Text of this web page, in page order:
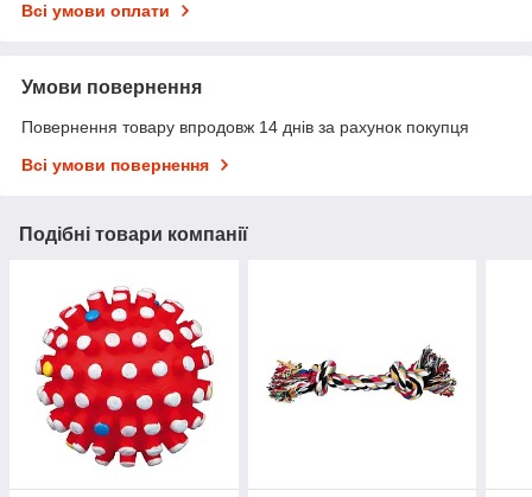
Всі умови оплати
Умови повернення
Повернення товару впродовж 14 днів за рахунок покупця
Всі умови повернення
Подібні товари компанії